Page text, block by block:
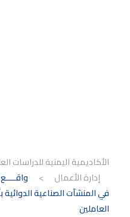
الأكاديمية اليمنية للدراسات
إدارة الأعمال
>
في المنشآت الصناعية
العاملين